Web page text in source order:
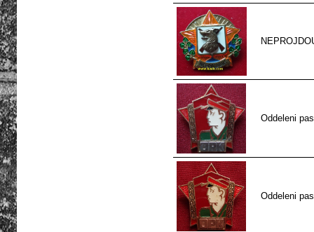
Oddeleni
Oddeleni